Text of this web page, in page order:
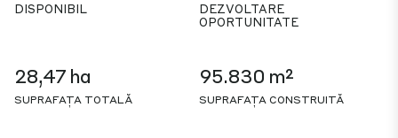
DISPONIBIL
DEZVOLTARE
OPORTUNITATE
28,47 ha
SUPRAFAȚA TOTALĂ
95.830 m²
SUPRAFAȚA CONSTRUITĂ